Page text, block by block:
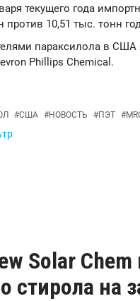
текущего года
против 10,51 тыс. тонн
параксилола в США
Phillips Chemical.
#США #НОВОСТЬ #ПЭТ #
Solar
стирола на